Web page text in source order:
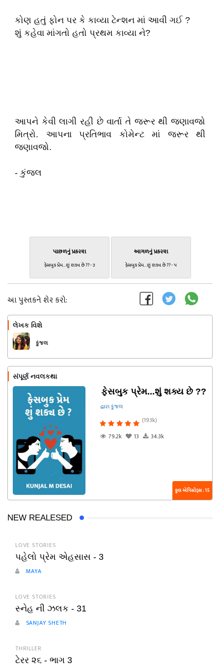
કોણ હતું ફોન પર કે કાવ્યા ટેન્શન માં આવી ગઈ ?
શું કહેવા માંગતો હતો પ્રથમ કાવ્યા ને?
આપને કેવી લાગી રહી છે વાર્તા તે જરૂર થી જણાવજો
મિત્રો. આપના પ્રતિભાવ કોમેન્ટ માં જરૂર થી
જણાવજો.
- કુંજલ
પાછળનું પ્રકરણ
ફેસબુક પ્રેમ...શું શક્ય છે ?? - ૩
આગળનું પ્રકરણ
ફેસબુક પ્રેમ...શું શક્ય છે ?? - ૫
આ પુસ્તકને શેર કરો:
લેખક વિશે
કુંજલ
સંપૂર્ણ નવલકથા
ફેસબુક પ્રેમ...શું શક્ય છે ??
દ્વારા કુંજલ
(193k)
79.2k
13 34.3k
કુલ એપિસોડ્સ : 15
NEW REALESED
LOVE STORIES
પહેલો પ્રેમ એહસાસ - 3
MAYA
LOVE STORIES
સ્નેહ ની ઝલક - 31
SANJAY SHETH
THRILLER
ટેરર ૨૬ - ભાગ 3